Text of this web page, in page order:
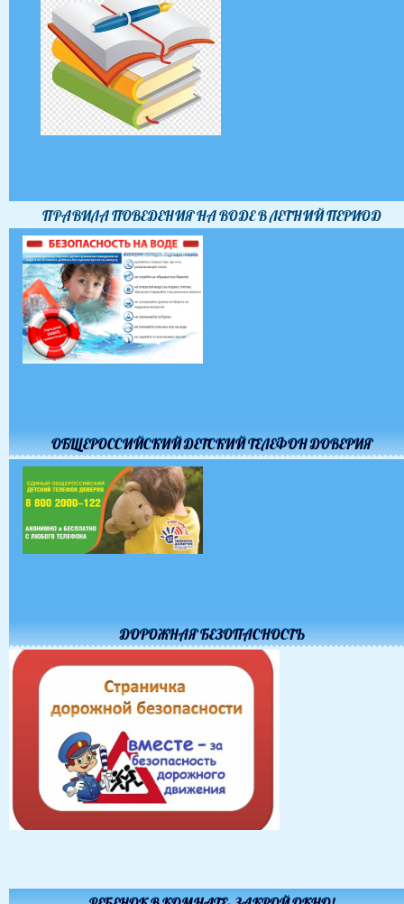
ПРАВИЛА ПОВЕДЕНИЯ НА ВОДЕ В ЛЕТНИЙ ПЕРИОД
ОБЩЕРОССИЙСКИЙ ДЕТСКИЙ ТЕЛЕФОН ДОВЕРИЯ
ДОРОЖНАЯ БЕЗОПАСНОСТЬ